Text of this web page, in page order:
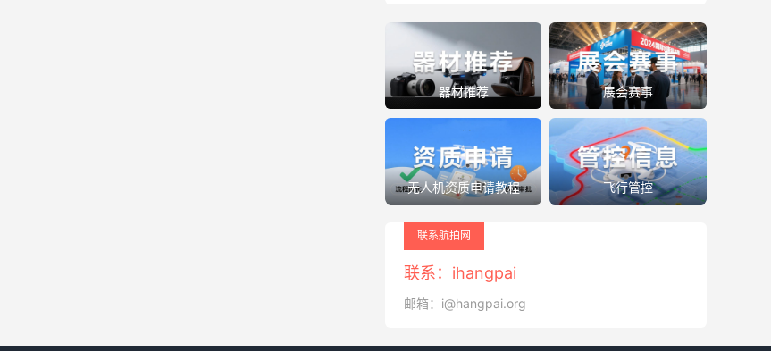
器材推荐 展会赛事
无人机资质申请教程 飞行管控
联系航拍网
联系：ihangpai
邮箱：i@hangpai.org